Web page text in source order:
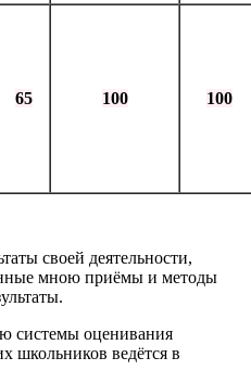
65 100 100
своей деятельности,
мною приёмы и методы
системы оценивания
ведётся в